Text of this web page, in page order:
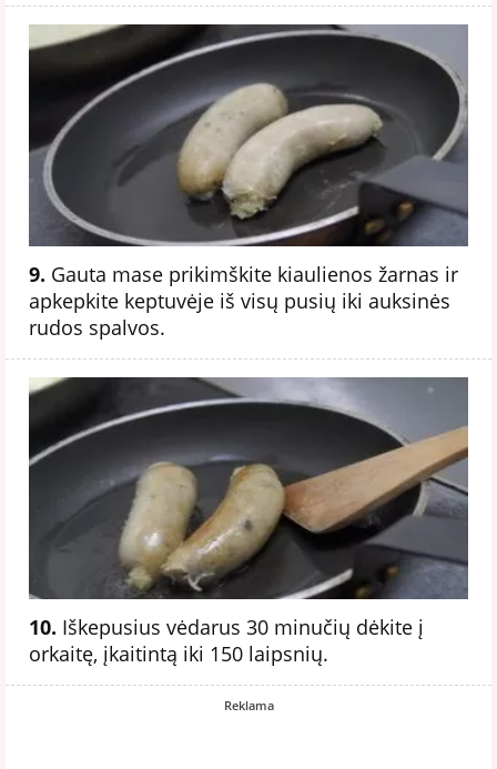
9. Gauta mase prikimškite kiaulienos žarnas ir
apkepkite keptuvėje iš visų pusių iki auksinės
rudos spalvos.
10. Iškepusius vėdarus 30 minučių dėkite į
orkaitę, įkaitintą iki 150 laipsnių.
Reklama